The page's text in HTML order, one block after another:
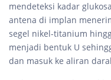
mendeteksi kadar
antena di implan
segel nikel-titanium
menjadi bentuk U
dan masuk ke aliran